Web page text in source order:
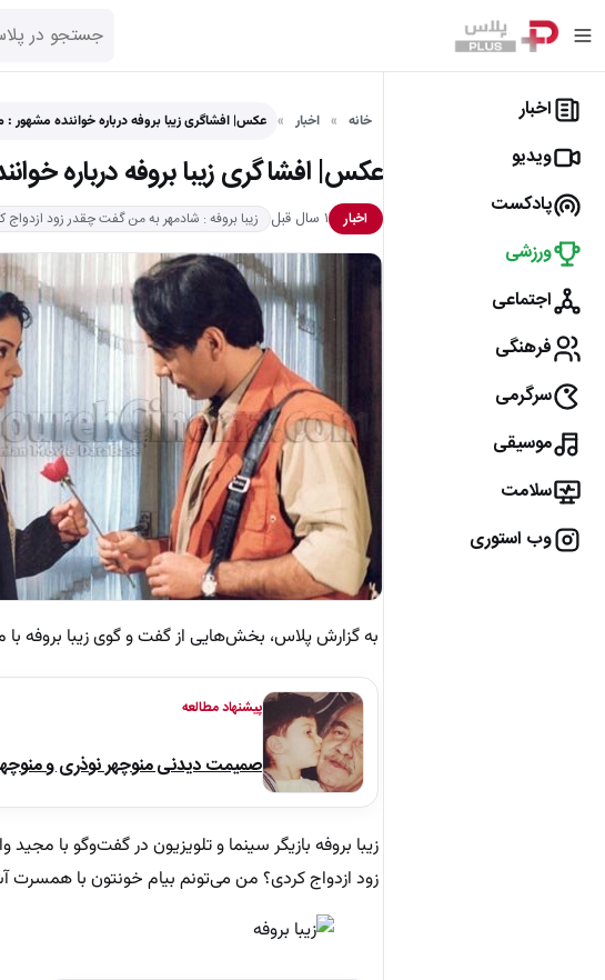
اخبار
ویدیو
پادکست
ورزشی
اجتماعی
فرهنگی
سرگرمی
موسیقی
سلامت
وب استوری
خانه اخبار عکس| افشاگری زیبا بروفه درباره خواننده مشهور :
عکس| افشاگری زیبا بروفه درباره
اخبار ۱ سال قبل زیبا بروفه : شادمهر به من گفت چقدر زود
به گزارش پلاس، بخش‌هایی از گفت و گوی زیبا بروفه با
پیشنهاد مطالعه
صمیمت دیدنی منوچهر نوذری و
زیبا بروفه بازیگر سینما و تلویزیون در گفت‌و‌گو با
زود ازدواج کردی؟ من می‌تونم بیام خونتون با